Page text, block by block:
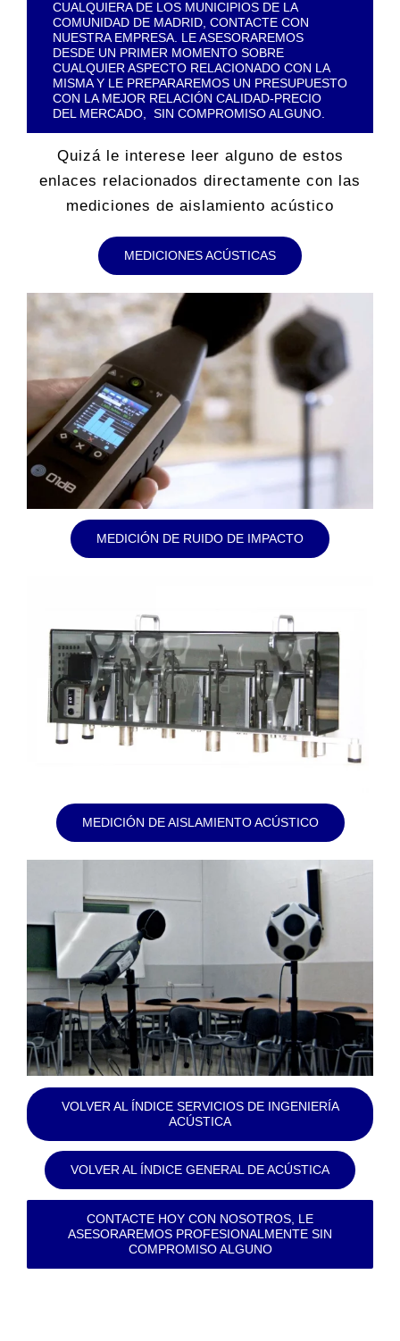
CUALQUIERA DE LOS MUNICIPIOS DE LA
COMUNIDAD DE MADRID, CONTACTE CON
NUESTRA EMPRESA. LE ASESORAREMOS
DESDE UN PRIMER MOMENTO SOBRE
CUALQUIER ASPECTO RELACIONADO CON LA
MISMA Y LE PREPARAREMOS UN PRESUPUESTO
CON LA MEJOR RELACIÓN CALIDAD-PRECIO
DEL MERCADO, SIN COMPROMISO ALGUNO.
Quizá le interese leer alguno de estos
enlaces relacionados directamente con las
mediciones de aislamiento acústico
MEDICIONES ACÚSTICAS
MEDICIÓN DE RUIDO DE IMPACTO
MEDICIÓN DE AISLAMIENTO ACÚSTICO
VOLVER AL ÍNDICE SERVICIOS DE INGENIERÍA
ACÚSTICA
VOLVER AL ÍNDICE GENERAL DE ACÚSTICA
CONTACTE HOY CON NOSOTROS, LE
ASESORAREMOS PROFESIONALMENTE SIN
COMPROMISO ALGUNO